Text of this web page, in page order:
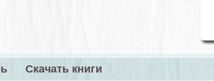
Скачать книги